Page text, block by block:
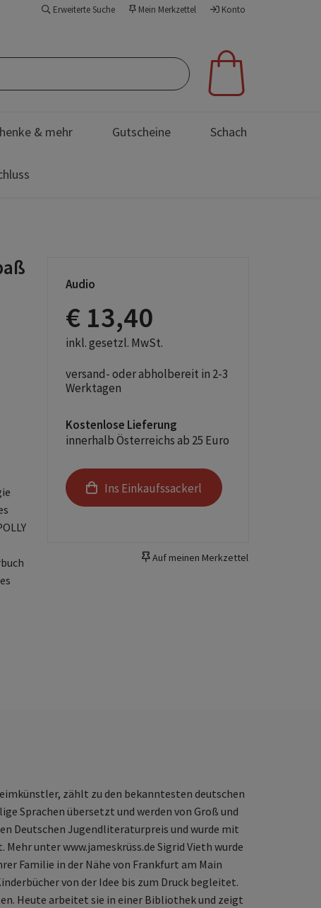
Erweiterte Suche Mein Merkzettel Konto
& mehr Gutscheine Schach
Audio
€ 13,40
inkl. gesetzl. MwSt.
versand- oder abholbereit in 2-3
Werktagen
Kostenlose Lieferung
innerhalb Österreichs ab 25 Euro
Ins Einkaufssackerl
Auf meinen Merkzettel
zählt zu den bekanntesten deutschen
Sprachen übersetzt und werden von Groß und
Deutschen Jugendliteraturpreis und wurde mit
unter www.jameskrüss.de Sigrid Vieth wurde
Familie in der Nähe von Frankfurt am Main
von der Idee bis zum Druck begleitet.
Heute arbeitet sie in einer Bibliothek und zeigt